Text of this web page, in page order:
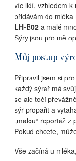
víc lidí, vzhledem k
přidávám do mléka
LH-B02 a malé
Sýry jsou pro mě
Můj postup
Připravil jsem si
každý sýrař má
se ale točí
sýr propařit a
„malou“ reportáž z
Pokud chcete,
Vše začíná u